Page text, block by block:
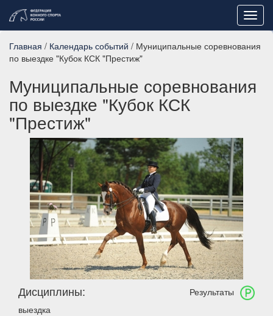
Главная / Календарь событий / Муниципальные соревнования
по выездке "Кубок КСК "Престиж"
Муниципальные соревнования
по выездке "Кубок КСК
"Престиж"
Результаты
Дисциплины:
выездка